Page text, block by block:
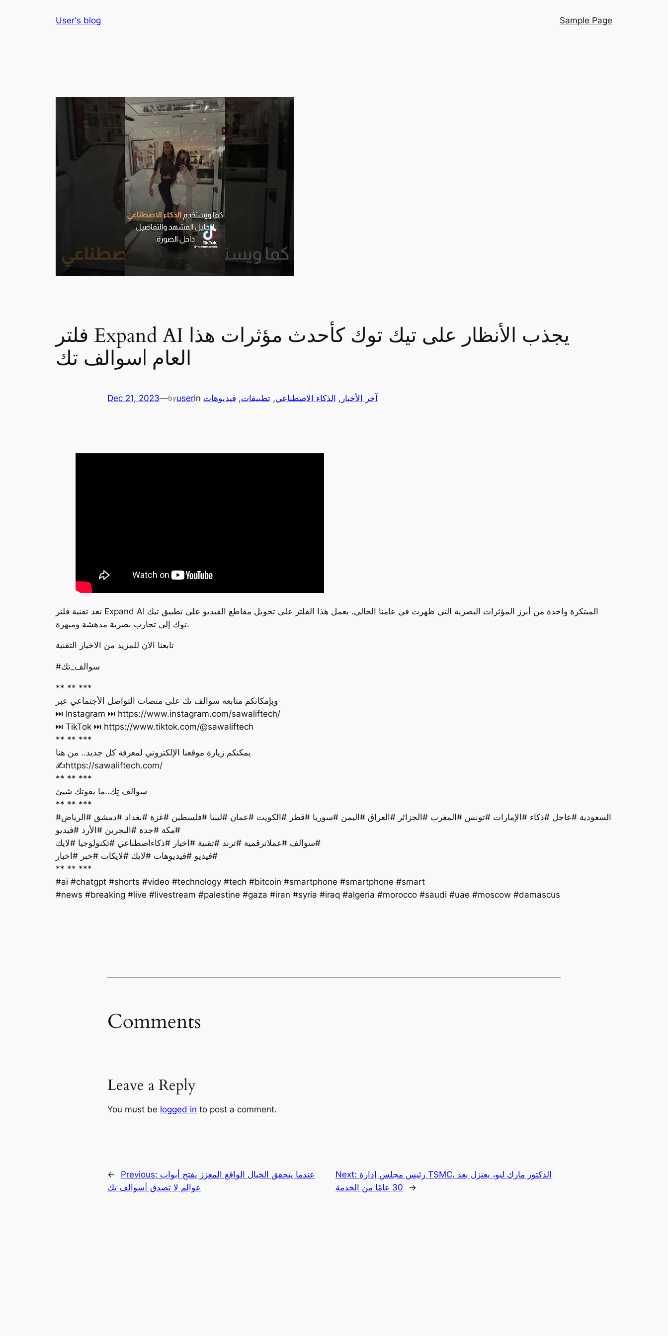
User's blog Sample Page
فلتر Expand AI يجذب الأنظار على تيك توك كأحدث مؤثرات هذا
العام |سوالف تك
Dec 21, 2023—byuserin آخر الأخبار , الذكاء الاصطناعي, تطبيقات, فيديوهات
تعد تقنية فلتر Expand AI المبتكرة واحدة من أبرز المؤثرات البصرية التي ظهرت في عامنا الحالي. يعمل هذا الفلتر على تحويل مقاطع الفيديو على تطبيق تيك
توك إلى تجارب بصرية مدهشة ومبهرة.
تابعنا الان للمزيد من الاخبار التقنية
#سوالف_تك
** ** ***
وبإمكانكم متابعة سوالف تك على منصات التواصل الأجتماعي عبر
‏⏭ Instagram ⏭ https://www.instagram.com/sawaliftech/
‏⏭ TikTok ⏭ https://www.tiktok.com/@sawaliftech
** ** ***
يمكنكم زيارة موقعنا الإلكتروني لمعرفة كل جديد.. من هنا
‏✍️https://sawaliftech.com/
** ** ***
سوالف تِك..ما يفوتك شيئ
** ** ***
#السعودية #عاجل #ذكاء #الإمارات #تونس #المغرب #الجزائر #العراق #اليمن #سوريا #قطر #الكويت #عمان #ليبيا #فلسطين #غزة #بغداد #دمشق #الرياض
#مكة #جدة #البحرين #الأرد #فيديو
سوالف #عملاترقمية #ترند #تقنية #اخبار #ذكاءاصطناعي #تكنولوجيا #لايك#
فيديو #فيديوهات #لايك #لايكات #خبر #اخبار#
** ** ***
#ai #chatgpt #shorts #video #technology #tech #bitcoin #smartphone #smartphone #smart
‏#news #breaking #live #livestream #palestine #gaza #iran #syria #iraq #algeria #morocco #saudi #uae #moscow #damascus
Comments
Leave a Reply
You must be logged in to post a comment.
← Previous: عندما يتحقق الخيال الواقع المعزز يفتح أبواب
عوالم لا تصدق |سوالف تك
Next: رئيس مجلس إدارة TSMC، الدكتور مارك ليو، يعتزل بعد
30 عامًا من الخدمة
→